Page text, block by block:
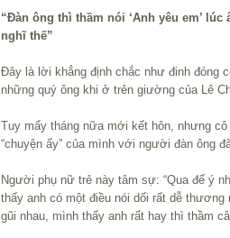
“Đàn ông thì thầm nói ‘Anh yêu em’
nghĩ thế”
Đây là lời khẳng định chắc như đinh đóng
những quý ông khi ở trên giường của Lê
Tuy mấy tháng nữa mới kết hôn, nhưng
“chuyện ấy” của mình với người đàn ông
Người phụ nữ trẻ này tâm sự: “Qua để ý
thấy anh có một điều nói dối rất dễ
gũi nhau, mình thấy anh rất hay thì thầm